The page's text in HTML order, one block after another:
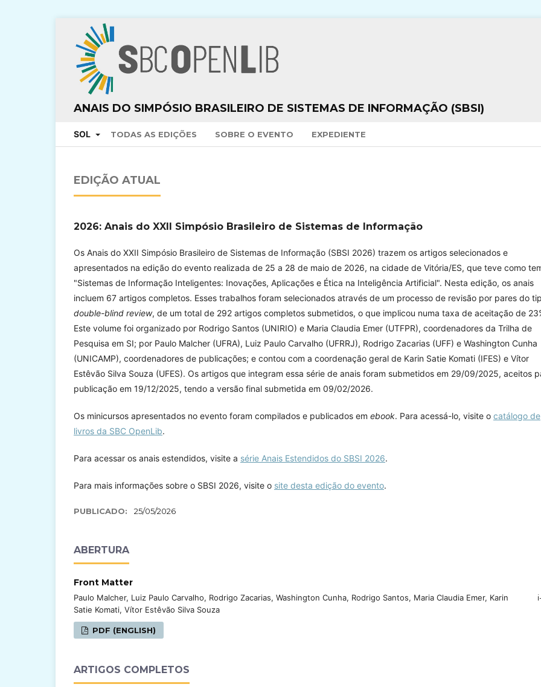
ANAIS DO SIMPÓSIO BRASILEIRO DE SISTEMAS DE INFORMAÇÃO (SBSI)
SOL TODAS AS EDIÇÕES SOBRE O EVENTO EXPEDIENTE
EDIÇÃO ATUAL
2026: Anais do XXII Simpósio Brasileiro de Sistemas de Informação
Os Anais do XXII Simpósio Brasileiro de Sistemas de Informação (SBSI 2026) trazem os artigos selecionados e
apresentados na edição do evento realizada de 25 a 28 de maio de 2026, na cidade de Vitória/ES, que teve como
"Sistemas de Informação Inteligentes: Inovações, Aplicações e Ética na Inteligência Artificial". Nesta edição, os anais
incluem 67 artigos completos. Esses trabalhos foram selecionados através de um processo de revisão por pares do
double-blind review, de um total de 292 artigos completos submetidos, o que implicou numa taxa de aceitação de
Este volume foi organizado por Rodrigo Santos (UNIRIO) e Maria Claudia Emer (UTFPR), coordenadores da Trilha de
Pesquisa em SI; por Paulo Malcher (UFRA), Luiz Paulo Carvalho (UFRRJ), Rodrigo Zacarias (UFF) e Washington Cunha
(UNICAMP), coordenadores de publicações; e contou com a coordenação geral de Karin Satie Komati (IFES) e Vítor
Estêvão Silva Souza (UFES). Os artigos que integram essa série de anais foram submetidos em 29/09/2025, aceitos
publicação em 19/12/2025, tendo a versão final submetida em 09/02/2026.
Os minicursos apresentados no evento foram compilados e publicados em ebook. Para acessá-lo, visite o catálogo de
livros da SBC OpenLib.
Para acessar os anais estendidos, visite a série Anais Estendidos do SBSI 2026.
Para mais informações sobre o SBSI 2026, visite o site desta edição do evento.
PUBLICADO: 25/05/2026
ABERTURA
Front Matter
Paulo Malcher, Luiz Paulo Carvalho, Rodrigo Zacarias, Washington Cunha, Rodrigo Santos, Maria Claudia Emer, Karin
Satie Komati, Vítor Estêvão Silva Souza
PDF (ENGLISH)
ARTIGOS COMPLETOS